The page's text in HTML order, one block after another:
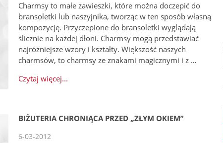
Charmsy to małe zawieszki, które można doczepić do
bransoletki lub naszyjnika, tworząc w ten sposób własną
kompozycję. Przyczepione do bransoletki wyglądają
ślicznie na każdej dłoni. Charmsy mogą przedstawiać
najróżniejsze wzory i kształty. Większość naszych
charmsów, to charmsy ze znakami magicznymi i z …
Czytaj więcej...
BIŻUTERIA CHRONIĄCA PRZED „ZŁYM OKIEM”
6-03-2012